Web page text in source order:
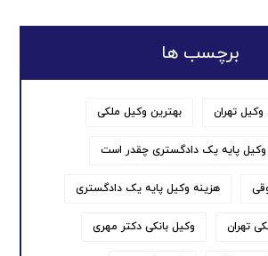
برچسب ها
وکیل تهران بهترین وکیل ملکی
پایه یک دادگستری چقدر است
هزینه وکیل پایه یک دادگستری
تهران وکیل بانکی دکتر مهری